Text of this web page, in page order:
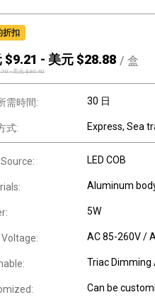
折扣
$9.21 - 美元 $28.88 / 盒
-美元 $30.40
需時間: 30 日
式: Express, Sea
Source: LED COB
Aluminum
5W
Voltage: AC 85-260V /
Triac Dimming
Can be